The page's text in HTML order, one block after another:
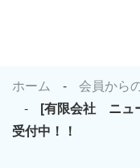
ホーム
会員から
[有限会社 ニュ
受付中！！